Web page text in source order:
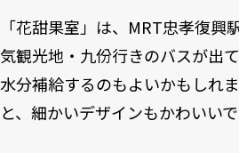
「花甜果室」は、MRT忠孝復
気観光地・九份行きのバスが出
水分補給するのもよいかもしれ
と、細かいデザインもかわいいで